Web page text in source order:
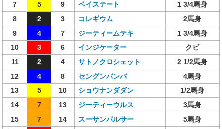
7
5 9 ベイステート
1 3/4馬身
8
2 3 コレギウム
2馬身
9
4 7 ジーティームテキ
1 3/4馬身
10
3 6 インジケーター
クビ
11
2 4 サトノクロシェット
2 1/2馬身
12
4 8 セングンバンバ
4馬身
13
5 10 ショウナンダダン
1/2馬身
14
7 13 ジーティーウルス
3馬身
15
7 14 スーサンパルサー
5馬身